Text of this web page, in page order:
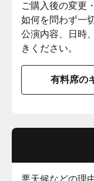
ご購入後の変更
如何を問わず一
公演内容、日時
きください。
有料席の
悪天候などの理